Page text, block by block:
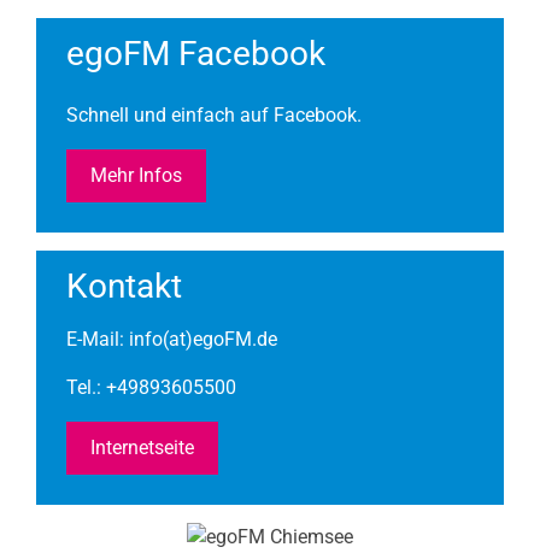
egoFM Facebook
Schnell und einfach auf Facebook.
Mehr Infos
Kontakt
E-Mail: info(at)egoFM.de
Tel.: +49893605500
Internetseite